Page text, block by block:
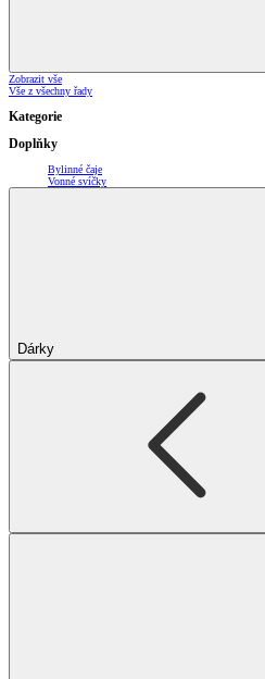
Zobrazit vše
Vše z všechny řady
Kategorie
Doplňky
Bylinné čaje
Vonné svíčky
Dárky